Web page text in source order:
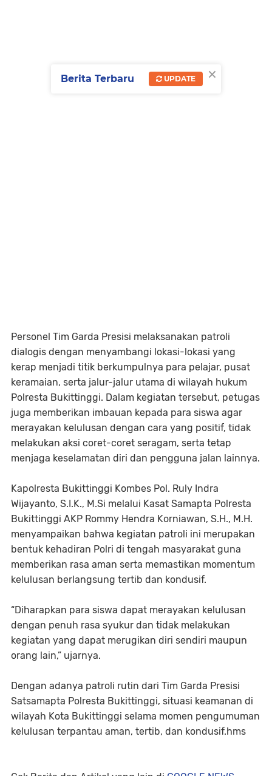
Personel Tim Garda Presisi melaksanakan patroli
dialogis dengan menyambangi lokasi-lokasi yang
kerap menjadi titik berkumpulnya para pelajar, pusat
keramaian, serta jalur-jalur utama di wilayah hukum
Polresta Bukittinggi. Dalam kegiatan tersebut, petugas
juga memberikan imbauan kepada para siswa agar
merayakan kelulusan dengan cara yang positif, tidak
melakukan aksi coret-coret seragam, serta tetap
menjaga keselamatan diri dan pengguna jalan lainnya.
Kapolresta Bukittinggi Kombes Pol. Ruly Indra
Wijayanto, S.I.K., M.Si melalui Kasat Samapta Polresta
Bukittinggi AKP Rommy Hendra Korniawan, S.H., M.H.
menyampaikan bahwa kegiatan patroli ini merupakan
bentuk kehadiran Polri di tengah masyarakat guna
memberikan rasa aman serta memastikan momentum
kelulusan berlangsung tertib dan kondusif.
“Diharapkan para siswa dapat merayakan kelulusan
dengan penuh rasa syukur dan tidak melakukan
kegiatan yang dapat merugikan diri sendiri maupun
orang lain,” ujarnya.
Dengan adanya patroli rutin dari Tim Garda Presisi
Satsamapta Polresta Bukittinggi, situasi keamanan di
wilayah Kota Bukittinggi selama momen pengumuman
kelulusan terpantau aman, tertib, dan kondusif.hms
×
Berita Terbaru UPDATE